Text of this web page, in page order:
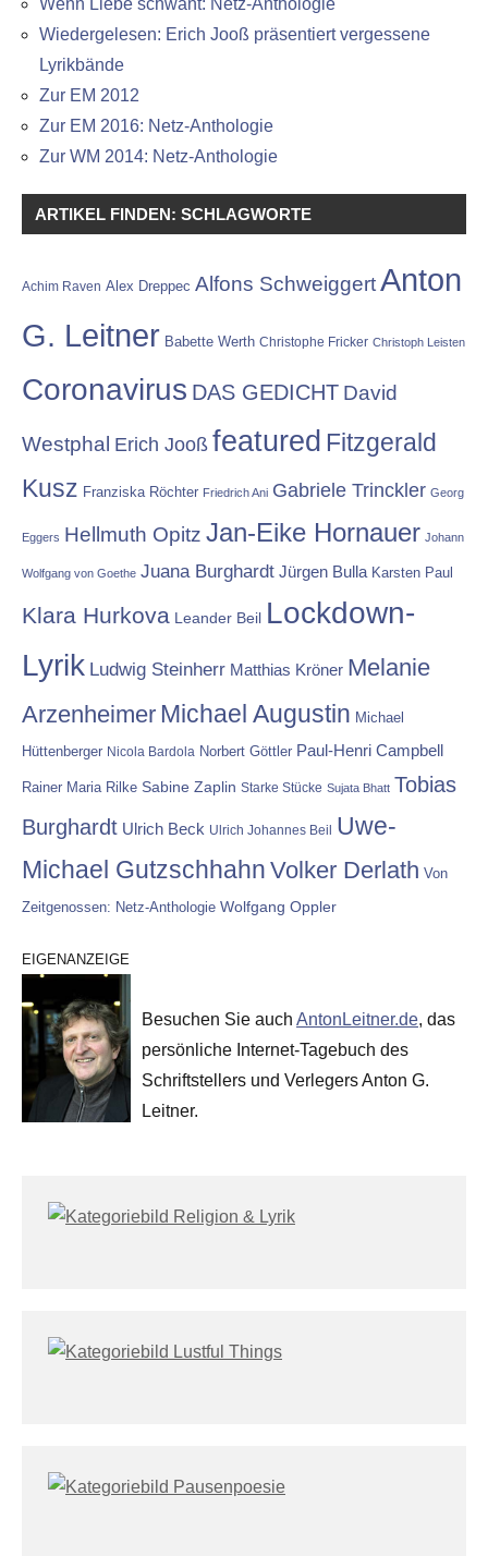
Wenn Liebe schwant: Netz-Anthologie
Wiedergelesen: Erich Jooß präsentiert vergessene
Lyrikbände
Zur EM 2012
Zur EM 2016: Netz-Anthologie
Zur WM 2014: Netz-Anthologie
ARTIKEL FINDEN: SCHLAGWORTE
Achim Raven Alex Dreppec Alfons SchweiggertAnton
G. Leitner Babette Werth Christophe Fricker Christoph Leisten
Coronavirus DAS GEDICHT David
Westphal Erich Jooß featured Fitzgerald
Kusz Franziska Röchter Friedrich Ani Gabriele Trinckler Georg
Eggers Hellmuth Opitz Jan-Eike Hornauer Johann
Wolfgang von Goethe Juana Burghardt Jürgen Bulla Karsten Paul
Klara Hurkova Leander Beil Lockdown-
Lyrik Ludwig Steinherr Matthias Kröner Melanie
Arzenheimer Michael Augustin Michael
Hüttenberger Nicola Bardola Norbert Göttler Paul-Henri Campbell
Rainer Maria Rilke Sabine Zaplin Starke Stücke Sujata Bhatt Tobias
Burghardt Ulrich Beck Ulrich Johannes Beil
Uwe-
Michael Gutzschhahn Volker Derlath Von
Zeitgenossen: Netz-Anthologie Wolfgang Oppler
EIGENANZEIGE
Besuchen Sie auch AntonLeitner.de, das
persönliche Internet-Tagebuch des
Schriftstellers und Verlegers Anton G.
Leitner.